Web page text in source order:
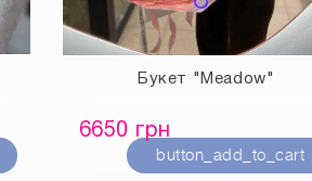
Букет "Meadow"
6650 грн
button_add_to_cart